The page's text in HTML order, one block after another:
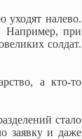
уходят налево.
Например, при
солдат.
а кто-то
стало
заявку и даже